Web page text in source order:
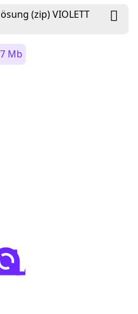
(zip) VIOLETT
Mb